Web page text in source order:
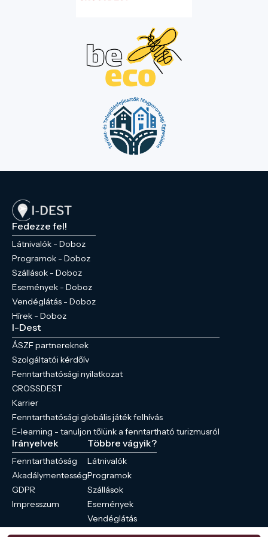
csodálatos természeti környezetbe,
teszi sajátossá. A parkba 4 híd vezet, így
beláthatóbbá tenni a település
központjában található természeti csodát.
A park nyugati részén szoborpark
található, egykori magyar királyok emléke
előtt tisztelegve. A parkot körbejárva és
fantáziának megmozgatva eltudjuk
képzelni az egykori Wenckheim uradalom
hétköznapjait, hisz az egykori kastély, az
vannak. Ha Dobozon jár ezt a programot
ne hagyja ki!
Fedezze fel!
Látnivalók - Doboz
Programok - Doboz
Szállások - Doboz
Események - Doboz
Vendéglátás - Doboz
Hírek - Doboz
I-Dest
ÁSZF partnereknek
Szolgáltatói kérdőív
Fenntarthatósági nyilatkozat
CROSSDEST
Karrier
Fenntarthatósági globális játék felhívás
E-learning - tanuljon tőlünk a fenntartható turizmusról
Irányelvek
Fenntarthatóság
Akadálymentesség
GDPR
Impresszum
Többre vágyik?
Látnivalók
Programok
Szállások
Események
Vendéglátás
Hírek